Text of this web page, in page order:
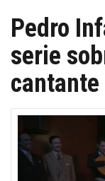
Pedro
serie
cantante